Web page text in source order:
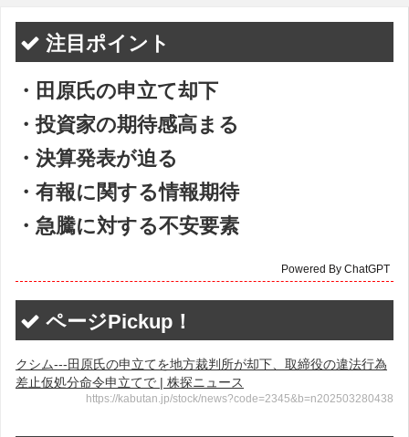
注目ポイント
・田原氏の申立て却下
・投資家の期待感高まる
・決算発表が迫る
・有報に関する情報期待
・急騰に対する不安要素
Powered By ChatGPT
ページPickup！
クシム---田原氏の申立てを地方裁判所が却下、取締役の違法行為
差止仮処分命令申立てで | 株探ニュース
https://kabutan.jp/stock/news?code=2345&b=n202503280438